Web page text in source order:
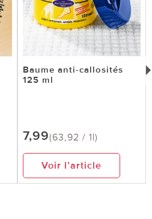
Baume anti-callosités
125 ml
7,99(63,92 / 1l)
Voir l’article